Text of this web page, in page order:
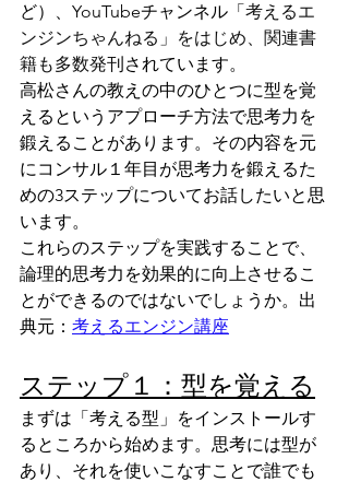
ど）、YouTubeチャンネル「考えるエ
ンジンちゃんねる」をはじめ、関連書
籍も多数発刊されています。
高松さんの教えの中のひとつに型を覚
えるというアプローチ方法で思考力を
鍛えることがあります。その内容を元
にコンサル１年目が思考力を鍛えるた
めの3ステップについてお話したいと思
います。
​これらのステップを実践することで、
論理的思考力を効果的に向上させるこ
とができるのではないでしょうか。​出
典元： 考えるエンジン講座
ステップ１：型を覚える
まずは「考える型」をインストールす
るところから始めます。思考には型が
あり、それを使いこなすことで誰でも